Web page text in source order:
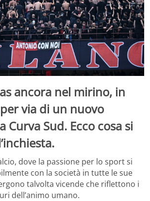
ancora nel mirino, in
via di un nuovo
Curva Sud. Ecco cosa si
dove la passione per lo sport si
con la società in tutte le sue
talvolta vicende che riflettono i
dell’animo umano.